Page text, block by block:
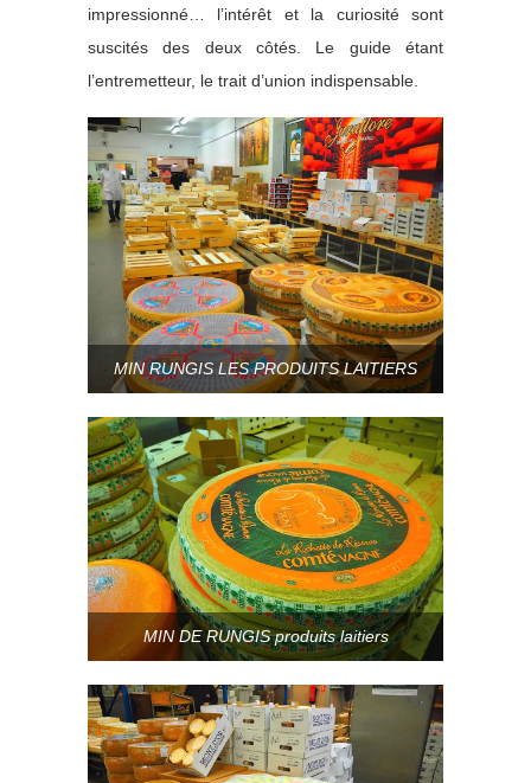
impressionné… l’intérêt et la curiosité sont
suscités des deux côtés. Le guide étant
l’entremetteur, le trait d’union indispensable.
MIN RUNGIS LES PRODUITS LAITIERS
MIN DE RUNGIS produits laitiers